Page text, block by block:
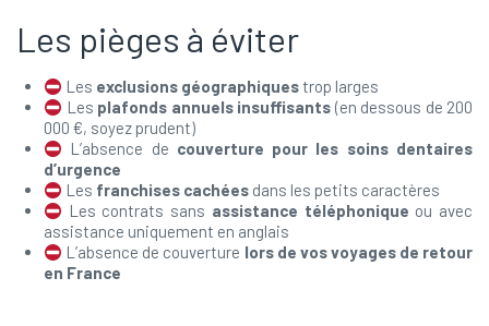
Les pièges à éviter
Les exclusions géographiquestrop larges
Les plafonds annuels insuffisants (en dessous de 200
000 €, soyez prudent)
L’absence de couverture pour les soins dentaires
d’urgence
Les franchises cachées dans les petits caractères
Les contrats sans assistance téléphonique ou avec
assistance uniquement en anglais
L’absence de couverture lors de vos voyages de retour
en France